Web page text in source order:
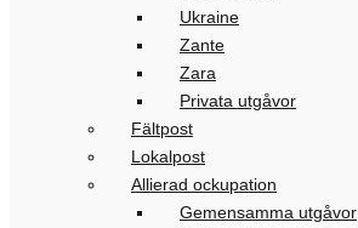
Ukraine
Zante
Zara
Privata utgåvor
Fältpost
Lokalpost
Allierad ockupation
Gemensamma utgåvor